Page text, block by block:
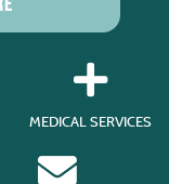
MEDICAL SERVICES